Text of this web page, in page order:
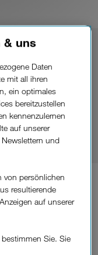
für Ihre
aller IoT-
und Infrastruktur
und Services,
und
sind.
& uns
Daten
mit all ihren
ein optimales
bereitzustellen
kennenzulernen
auf unserer
und
von persönlichen
resultierende
auf unserer
Sie. Sie